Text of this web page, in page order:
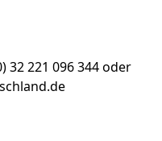
32 221 096 344 oder
Business Profile